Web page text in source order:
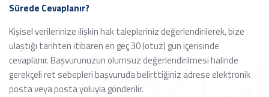
Sürede Cevaplanır?
Kişisel verilerinize ilişkin hak talepleriniz değerlendirilerek, bize
ulaştığı tarihten itibaren en geç 30 (otuz) gün içerisinde
cevaplanır. Başvurunuzun olumsuz değerlendirilmesi halinde
gerekçeli ret sebepleri başvuruda belirttiğiniz adrese elektronik
posta veya posta yoluyla gönderilir.